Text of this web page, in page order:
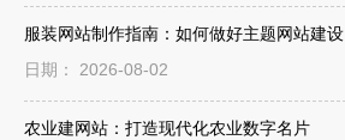
服装网站制作指南：如何做好主题网站建设
日期： 2026-08-02
农业建网站：打造现代化农业数字名片